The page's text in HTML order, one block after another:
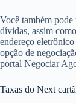
Você também
dívidas, assim
endereço eletrônico
opção de
portal Negociar
Taxas do Next